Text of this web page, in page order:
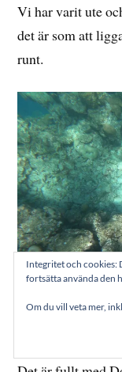
Vi har varit ute
det är som att
runt.
Integritet och cookies:
fortsätta använda den
Om du vill veta mer,